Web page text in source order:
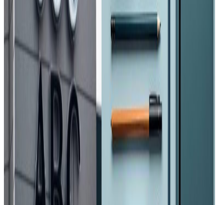
नेपाल सरकार उपप्रधान मन्त्री स्तरको मिति बैशाख ३१ गतेको निर्णय
अनुसार मित्रराष्ट्र चीनबाट नेपाली सेनालाई सहयोग स्वरुप प्राप्त भएको
कोभिड १९ को प्रतिकार्यमा आवश्यक पर्ने मेडिकल सामाग्रीहरु नेपाली
सेनाले पाएको हो । प्रधानसेनापति महारथी पूर्णचन्द्र थापाले मेडिकल
सामाग्री बुझ्दै सहयोगप्रति हार्दिक आभार तथा धन्यवाद प्रकट गरेका
छन् । कोभिड १९ को प्रतिकार्यका लागि नेपाली सेनाबाट तैनाथ गरिने
स्वास्थ्यकर्मीहरुको सुरक्षामा यी सामाग्री प्रयोग हुनेछन् ।
चीनले सहयोग स्वरुप पठाएको स्वास्थ्य सामाग्रीको परिणाम
नखुलाईएपनि मास्क, गगल्स, पीपीई, बुट, बुट कभर, ग्लोब, थर्मोमिटर
लगायतका सामाग्री रहेको पाइएको छ । यसअघि चीन सरकारले नेपाल
सरकारलाई समेत विभिन्न मेडिकल सामाग्री सहयोग स्वरुप पठाएको